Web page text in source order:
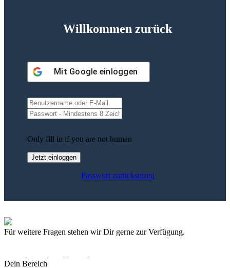
Willkommen zurück
Mit Google einloggen
Only fill in if you are not human
Passwort zurücksetzen
Für weitere Fragen stehen wir Dir gerne zur Verfügung.
Dein Bereich